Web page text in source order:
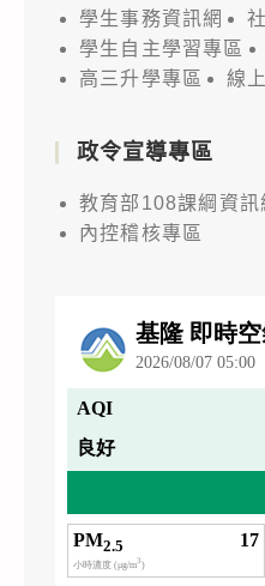
學生事務資訊網
學生自主學習專區
高三升學專區
線
政令宣導專區
教育部108課綱資訊
內控稽核專區